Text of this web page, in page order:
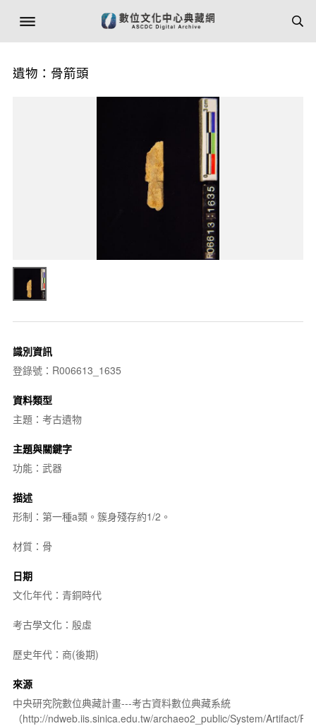
遺物：骨箭頭
識別資訊
登錄號：R006613_1635
資料類型
主題：考古遺物
主題與關鍵字
功能：武器
描述
形制：第一種a類。簇身殘存約1/2。
材質：骨
日期
文化年代：青銅時代
考古學文化：殷虛
歷史年代：商(後期)
來源
中央研究院數位典藏計畫---考古資料數位典藏系統
（http://ndweb.iis.sinica.edu.tw/archaeo2_public/System/Artifact/